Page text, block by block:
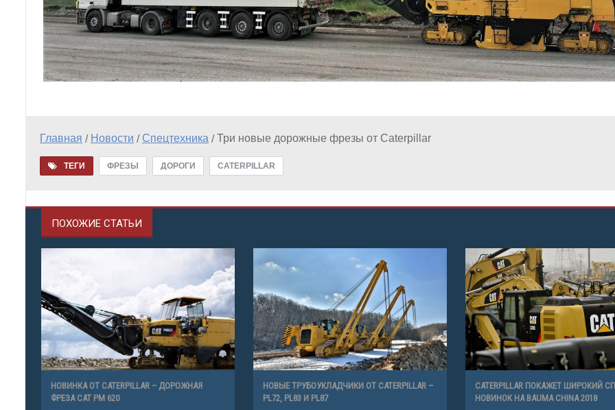
Главная / Новости / Спецтехника /Три новые дорожные фрезы от Caterpillar
ТЕГИ ФРЕЗЫ ДОРОГИ CATERPILLAR
ПОХОЖИЕ СТАТЬИ
НОВИНКА ОТ CATERPILLAR – ДОРОЖНАЯ
ФРЕЗА CAT PM 620
НОВЫЕ ТРУБОУКЛАДЧИКИ ОТ CATERPILLAR –
PL72, PL83 И PL87
CATERPILLAR ПОКАЖЕТ ШИРОКИЙ
НОВИНОК НА BAUMA CHINA 2018